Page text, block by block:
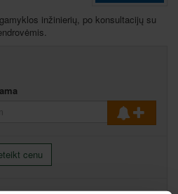
inžinierių, po konsultacijų su
cenu